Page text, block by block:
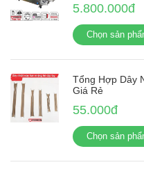
5.800.000đ
Chọn sản
Tổng Hợp Dây
Giá Rẻ
55.000đ
Chọn sản